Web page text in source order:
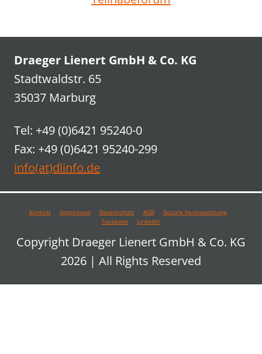
Draeger Lienert GmbH & Co. KG
Stadtwaldstr. 65
35037 Marburg
Tel: +49 (0)6421 95240-0
Fax: +49 (0)6421 95240-299
info(at)dlinfo.de
Kontakt Impressum Datenschutz AGB
Soziale Verantwortung
Facebook
LinkedIn
Copyright Draeger Lienert GmbH & Co. KG
2026 | All Rights Reserved